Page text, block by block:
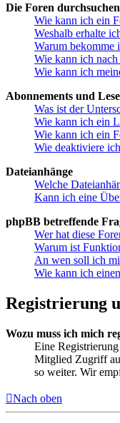
Die Foren durchsuchen
Wie kann ich ein
Weshalb erhalte
Warum bekomme
Wie kann ich
Wie kann ich
Abonnements und
Was ist der
Wie kann ich ein
Wie kann ich ein
Wie deaktiviere
Dateianhänge
Welche
Kann ich eine
phpBB betreffende
Wer hat diese
Warum ist
An wen soll ich
Wie kann ich
Registrierung
Wozu muss ich mich
Eine
Mitglied Zugriff
so weiter. Wir
Nach oben